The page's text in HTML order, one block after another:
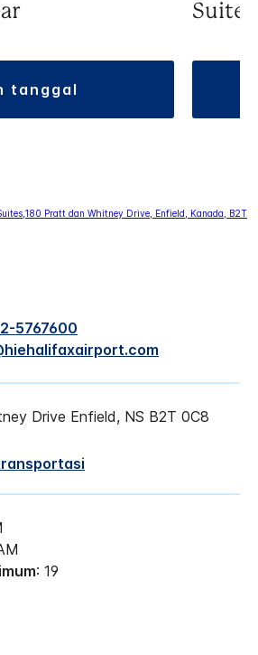
tanggal
Suite
5767600
Drive Enfield, NS B2T 0C8
: 19